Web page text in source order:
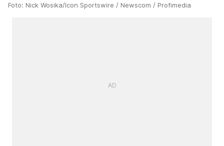
Foto: Nick Wosika/Icon Sportswire / Newscom / Profimedia